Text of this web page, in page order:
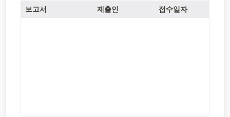
보고서 제출인 접수일자